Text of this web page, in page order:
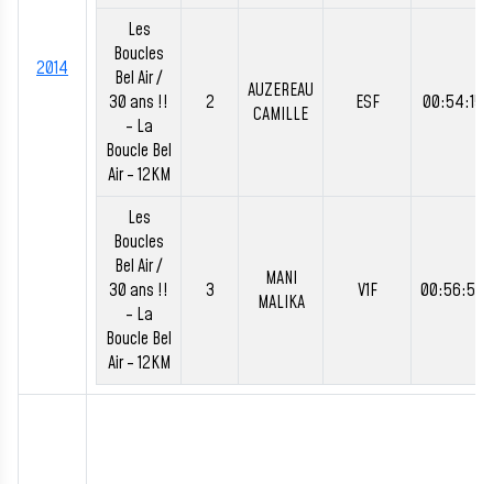
2014
Les
Boucles
Bel Air /
30 ans !!
- La
Boucle Bel
Air - 12KM
2
AUZEREAU
CAMILLE
ESF 00:54:15
Les
Boucles
Bel Air /
30 ans !!
- La
Boucle Bel
Air - 12KM
3
MANI
MALIKA
V1F 00:56:56